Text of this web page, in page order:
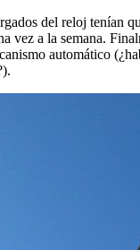
del reloj tenían
vez a la semana.
automático